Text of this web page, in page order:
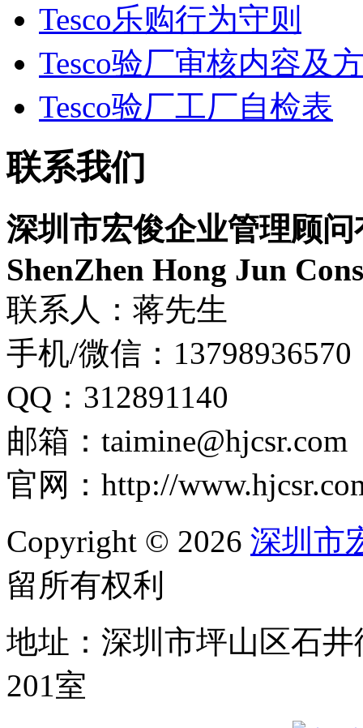
Tesco乐购行为守则
Tesco验厂审核内容及
Tesco验厂工厂自检表
联系我们
深圳市宏俊企业管理顾
ShenZhen Hong Jun
联系人：蒋先生
手机/微信：13798936570
QQ：312891140
邮箱：taimine@hjcsr.com
官网：http://
Copyright © 2026 深圳市
留所有权利
地址：深圳市坪山区石
201室